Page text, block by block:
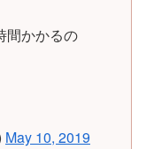
間かかるの
May 10, 2019